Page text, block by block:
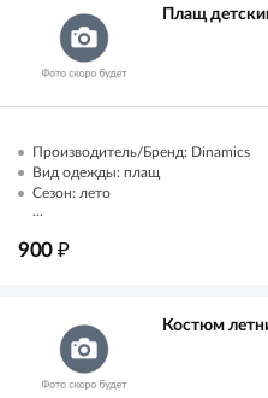
Плащ
Производитель/Бренд: Dinamics
Вид одежды: плащ
Сезон: лето
...
900 ₽
Костюм